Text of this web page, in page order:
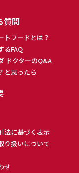
質問
トフードとは？
るFAQ
ドクターのQ&A
と思ったら
法に基づく表示
り扱いについて
せ